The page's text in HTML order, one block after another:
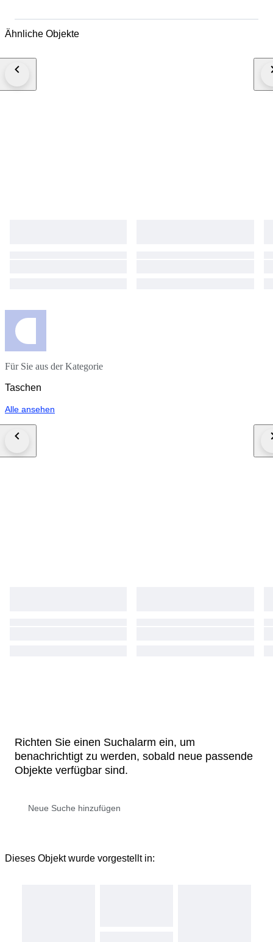
Ähnliche Objekte
Für Sie aus der Kategorie
Taschen
Alle ansehen
Richten Sie einen Suchalarm ein, um
benachrichtigt zu werden, sobald neue passende
Objekte verfügbar sind.
Dieses Objekt wurde vorgestellt in: